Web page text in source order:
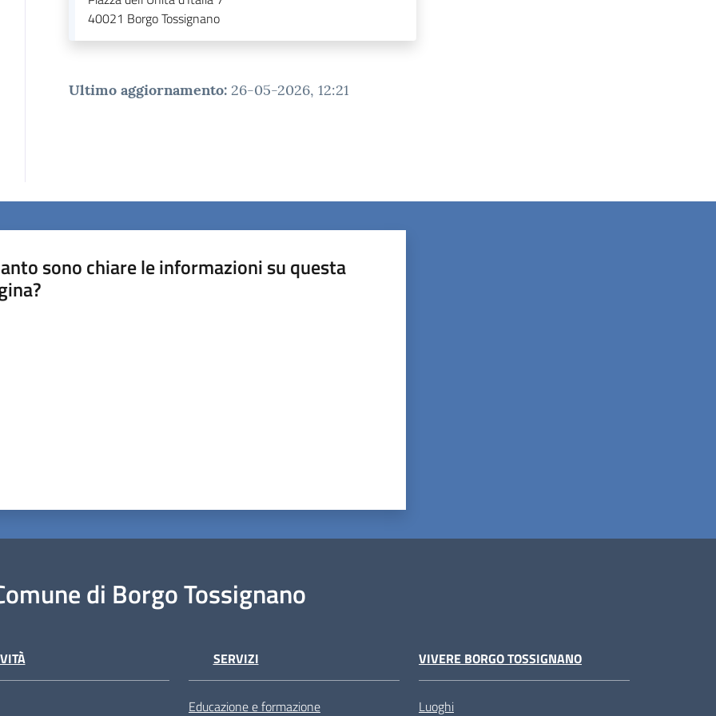
40021 Borgo Tossignano
Ultimo aggiornamento: 26-05-2026, 12:21
sono chiare le informazioni su questa
di Borgo Tossignano
SERVIZI
Educazione e formazione
VIVERE BORGO TOSSIGNANO
Luoghi